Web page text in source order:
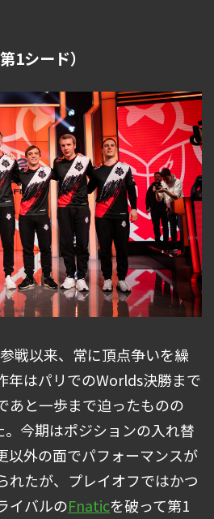
1シード）
戦以来、常に頂点争いを繰
年はパリでのWorlds決勝まで
あと一歩まで迫ったものの
。今期はポジションの入れ替
以外の面でパフォーマンスが
れたが、プレイオフではかつ
イバルのFnaticを破って第1